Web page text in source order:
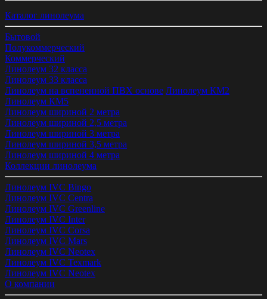
Каталог линолеума
Бытовой
Полукоммерческий
Коммерческий
Линолеум 32 класса
Линолеум 33 класса
Линолеум на вспененной ПВХ основе Линолеум КМ2
Линолеум КМ5
Линолеум шириной 2 метра
Линолеум шириной 2,5 метра
Линолеум шириной 3 метра
Линолеум шириной 3,5 метра
Линолеум шириной 4 метра
Коллекции линолеума
Линолеум IVC Bingo
Линолеум IVC Centra
Линолеум IVC Greenline
Линолеум IVC Inter
Линолеум IVC Corsa
Линолеум IVC Mars
Линолеум IVC Neotex
Линолеум IVC Texmark
Линолеум IVC Neotex
О компании